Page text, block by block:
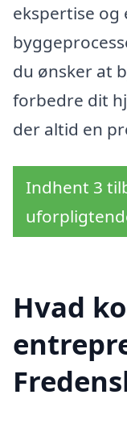
ekspertise og
du ønsker at
forbedre dit
der altid en
Indhent 3
Hvad